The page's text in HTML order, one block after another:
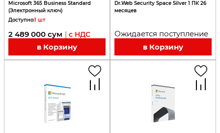
Microsoft 365 Business Standard
(Электронный ключ)
Доступно:1 шт
2 489 000 сум | с НДС
в Корзину
Dr.Web Security Space Silver 1 ПК 26
месяцев
Ожидается поступление
в Корзину